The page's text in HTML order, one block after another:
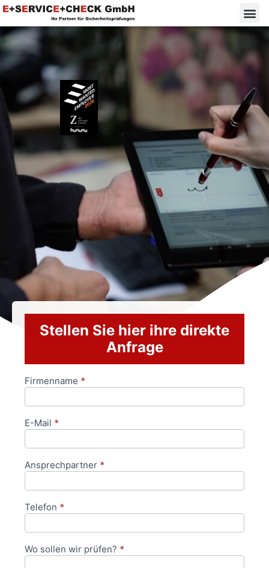
Stellen Sie hier ihre direkte
Anfrage
Anfrageformular
Firmenname *
E-Mail *
Ansprechpartner *
Telefon *
Wo sollen wir prüfen? *